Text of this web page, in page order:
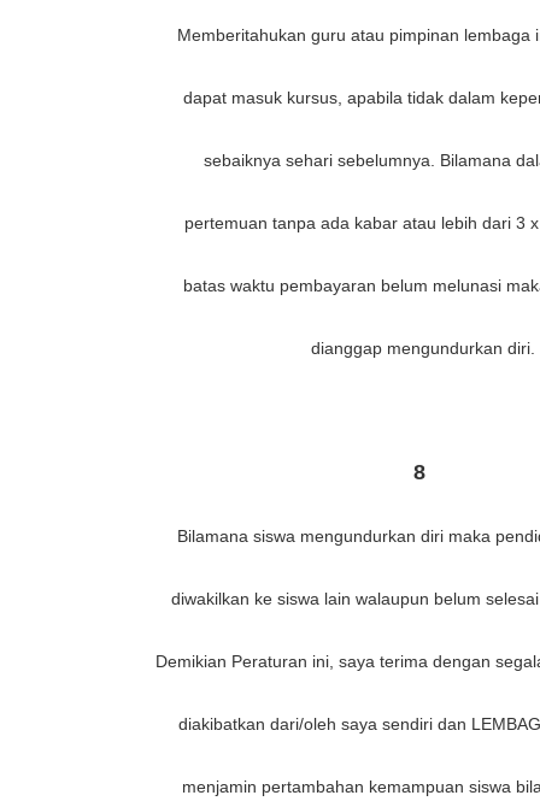
Memberitahukan guru atau pimpinan lembaga
dapat masuk kursus, apabila tidak dalam
sebaiknya sehari sebelumnya. Bilamana
pertemuan tanpa ada kabar atau lebih dari 3
batas waktu pembayaran belum melunasi
dianggap mengundurkan diri.
8
Bilamana siswa mengundurkan diri maka
diwakilkan ke siswa lain walaupun belum
Demikian Peraturan ini, saya terima dengan
diakibatkan dari/oleh saya sendiri dan
menjamin pertambahan kemampuan siswa